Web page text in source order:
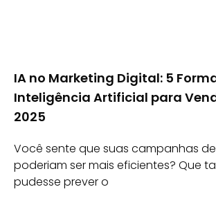
IA no Marketing Digital: 5
Inteligência Artificial para
2025
Você sente que suas campanhas
poderiam ser mais eficientes? Que
pudesse prever o